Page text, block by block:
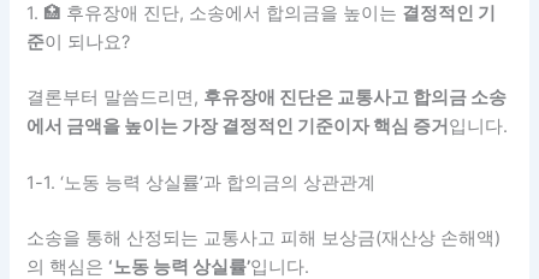
1. 🏥 후유장애 진단, 소송에서 합의금을 높이는 결정적인 기
준이 되나요?
결론부터 말씀드리면, 후유장애 진단은 교통사고 합의금 소송
에서 금액을 높이는 가장 결정적인 기준이자 핵심 증거 입니다.
1-1. ‘노동 능력 상실률’과 합의금의 상관관계
소송을 통해 산정되는 교통사고 피해 보상금(재산상 손해액)
의 핵심은 ‘노동 능력 상실률’입니다.